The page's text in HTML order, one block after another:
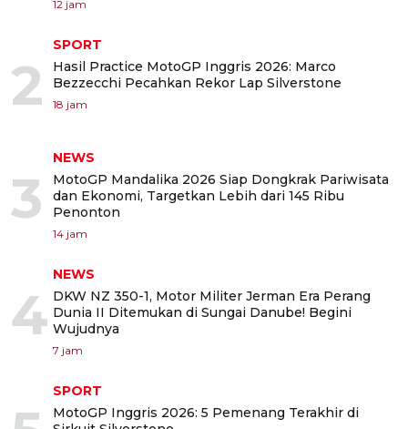
12 jam
2
SPORT
Hasil Practice MotoGP Inggris 2026: Marco
Bezzecchi Pecahkan Rekor Lap Silverstone
18 jam
3
NEWS
MotoGP Mandalika 2026 Siap Dongkrak Pariwisata
dan Ekonomi, Targetkan Lebih dari 145 Ribu
Penonton
14 jam
4
NEWS
DKW NZ 350-1, Motor Militer Jerman Era Perang
Dunia II Ditemukan di Sungai Danube! Begini
Wujudnya
7 jam
SPORT
MotoGP Inggris 2026: 5 Pemenang Terakhir di